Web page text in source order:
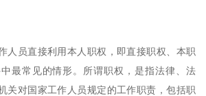
人员直接利用本人职权，即直接职权、本职
最常见的情形。所谓职权，是指法律、法
关对国家工作人员规定的工作职责，包括职